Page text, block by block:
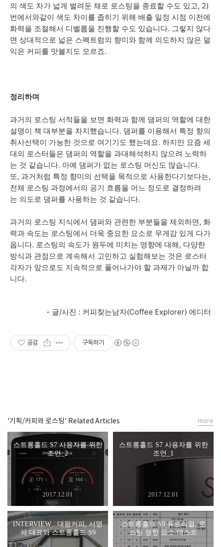
의 색도 차가 넓게 벌려둔 채로 로스팅을 종료할 수도 있고, 2)
번에서와같이 색도 차이를 좁히기 위해 배출 일정 시점 이전에
화력을 조절해서 디벨롭을 진행할 수도 있습니다. 그렇지 않다
면 상대적으로 넓은 스펙트럼의 향미와 함께 의도하지 않은 덜
익은 커피를 맛볼지도 모르죠.
정리하며
과거의 로스팅 서적들을 보면 화력과 함께 댐퍼의 역할에 대한
설명이 책 대부분을 차지했습니다. 댐퍼를 이용해서 특정 향의
취사선택이 가능한 것으로 여기기도 했는데요. 하지만 요즘 세
대의 로스터들은 댐퍼의 역할을 과대해석하지 않으려 노력하
는 것 같습니다. 아예 댐퍼가 없는 로스팅 머신도 많습니다.
또, 과거처럼 특정 향미의 선택을 목적으로 사용한다기보다는,
전체 로스팅 과정에서의 공기 흐름을 어느 정도로 결정하려
는 의도로 댐퍼를 사용하는 것 같습니다.
과거의 로스팅 지식에서 댐퍼와 관련한 부분들을 제외하면, 화
력과 속도는 로스팅에서 더욱 중요한 요소로 무게감 있게 다가
옵니다. 로스팅의 속도가 원두에 미치는 영향에 대해, 다양한
방식과 관점으로 계속해서 고민하고 실험해보는 것은 로스터
각자가 앞으로도 지속적으로 풀어나가야 할 과제가 아닐까 합
니다.
- 글/사진 : 커피찾는남자(Coffee Explorer) 에디터
공감 구독하기
'기획/커피와 로스팅' Related Articles
스트롱홀드 S7 사용자를 위한
조언_2
2017.12.01
스트롱홀드 S7 사용자를 위한
조언_1
2017.12.01
INTERVIEW : 대왕커피, 서명
석 대표와 스트롱홀드 S9
스트롱홀드 S9 튜토리얼, 로
스팅 영향 요소 테스트
more